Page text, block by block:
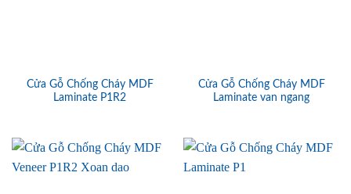
Cửa Gỗ Chống Cháy MDF
Laminate P1R2
Cửa Gỗ Chống Cháy MDF
Laminate van ngang